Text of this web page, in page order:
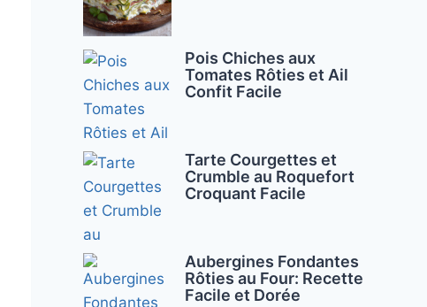
Pois Chiches aux
Tomates Rôties et Ail
Confit Facile
Tarte Courgettes et
Crumble au Roquefort
Croquant Facile
Aubergines Fondantes
Rôties au Four: Recette
Facile et Dorée